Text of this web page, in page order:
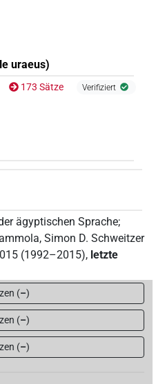
uraeus)
173 Sätze Verifiziert
ägyptischen Sprache;
, Simon D. Schweitzer
(1992–2015), letzte
(–)
(–)
(–)